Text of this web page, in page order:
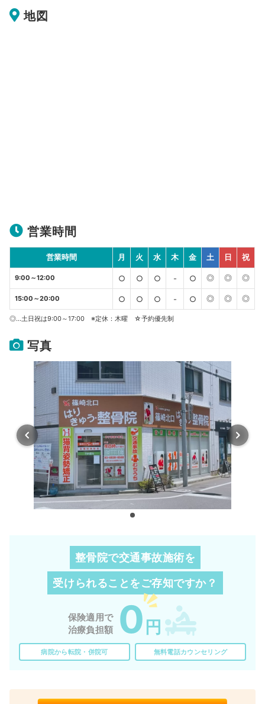
地図
営業時間
営業時間 月 火 水 木 金 土 日 祝
9:00～12:00 ○ ○ ○ - ○ ◎ ◎ ◎
15:00～20:00 ○ ○ ○ - ○ ◎ ◎ ◎
◎…土日祝は9:00～17:00 ※定休：木曜 ☆予約優先制
写真
整骨院で交通事故施術を
受けられることをご存知ですか？
保険適用で
治療負担額
0 円
病院から転院・併院可 無料電話カウンセリング